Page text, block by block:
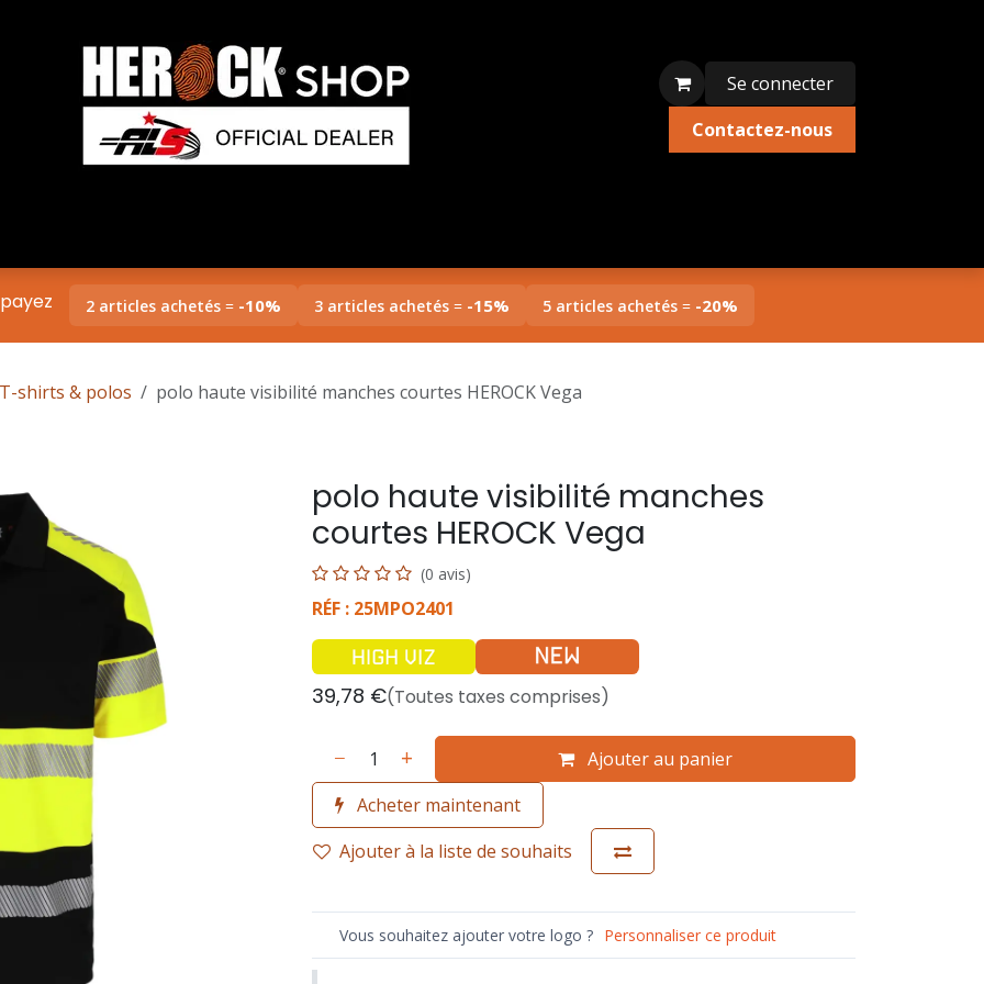
Se connecter
Contactez-nous
2 articles achetés = -10% 3 articles achetés = -15% 5 articles achetés = -20%
T-shirts & polos polo haute visibilité manches courtes HEROCK Vega
polo haute visibilité manches
courtes HEROCK Vega
(0 avis)
RÉF : 25MPO2401
39,78 €(Toutes taxes comprises)
Ajouter au panier
Acheter maintenant
Ajouter à la liste de souhaits
Vous souhaitez ajouter votre logo ? Personnaliser ce produit